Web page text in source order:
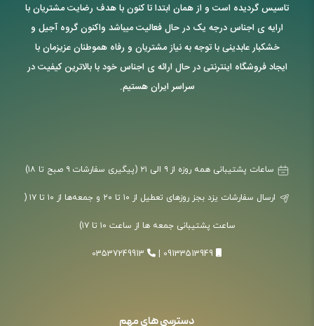
تاسیس گردیده است و از همان ابتدا تا کنون با هدف رضایت مشتریان با
ارایه ی اجناس درجه یک در حال فعالیت میباشد واکنون گروه آجیل و
خشکبار عابدینی با توجه به نیاز مشتریان و رفاه هموطنان عزیزمان با
ایجاد فروشگاه اینترنتی در حال ارائه ی اجناس خود با بالاترین کیفیت در
سراسر ایران هستیم.
ارسال سفارشات یزد بجز روزهای تعطیل از ۱۰ تا ۲۰ و جمعه‌ها از ۱۰ تا ۱۷ (
ساعت پشتیبانی جمعه ها از ساعت ۱۰ تا ۱۷)
09133513949
03537249913
دسترسی های مهم